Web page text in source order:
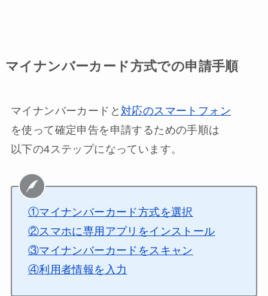
マイナンバーカード方式での申請手順
マイナンバーカードと 対応のスマートフォン
を使って確定申告を申請するための手順は
以下の4ステップになっています。
①マイナンバーカード方式を選択
②スマホに専用アプリをインストール
③マイナンバーカードをスキャン
④利用者情報を入力